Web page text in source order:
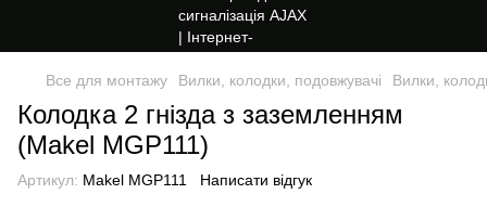
Все для монтажу Вилки, колодки, подовжувачі Вилки,
Колодка 2 гнізда з заземленням
(Makel MGP111)
Артикул: Makel MGP111 Написати відгук